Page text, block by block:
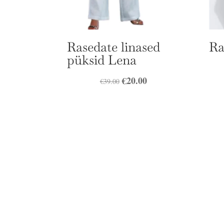
Rasedate linased
püksid Lena
€39.00 Algne
€20.00Praegune